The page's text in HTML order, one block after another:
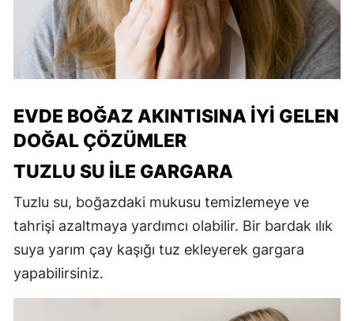
EVDE BOĞAZ AKINTISINA İYI GELEN
DOĞAL ÇÖZÜMLER
TUZLU SU ILE GARGARA
Tuzlu su, boğazdaki mukusu temizlemeye ve
tahrişi azaltmaya yardımcı olabilir. Bir bardak ılık
suya yarım çay kaşığı tuz ekleyerek gargara
yapabilirsiniz.